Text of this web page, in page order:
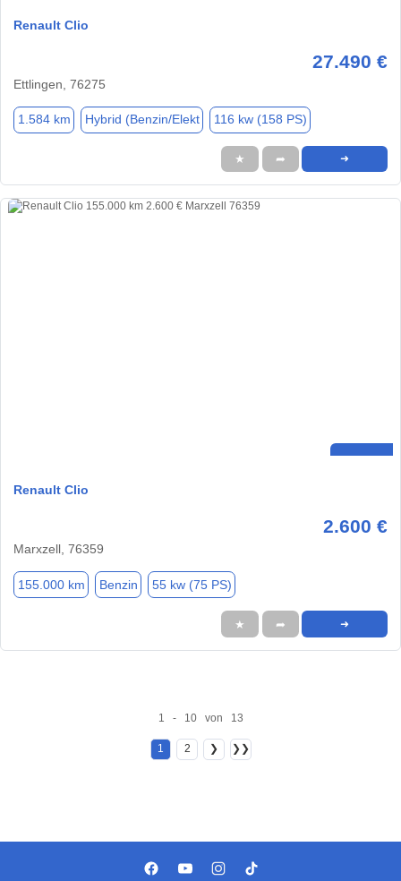
Renault Clio
27.490 €
Ettlingen, 76275
1.584 km Hybrid (Benzin/Elekt 116 kw (158 PS)
★ ➦ ➜
Renault Clio
2.600 €
Marxzell, 76359
155.000 km Benzin 55 kw (75 PS)
★ ➦ ➜
1 - 10 von 13
1 2 ❯ ❯❯